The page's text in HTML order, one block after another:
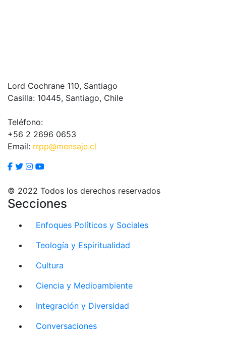
Lord Cochrane 110, Santiago
Casilla: 10445, Santiago, Chile
Teléfono:
+56 2 2696 0653
Email: rrpp@mensaje.cl
© 2022 Todos los derechos reservados
Secciones
Enfoques Políticos y Sociales
Teología y Espiritualidad
Cultura
Ciencia y Medioambiente
Integración y Diversidad
Conversaciones